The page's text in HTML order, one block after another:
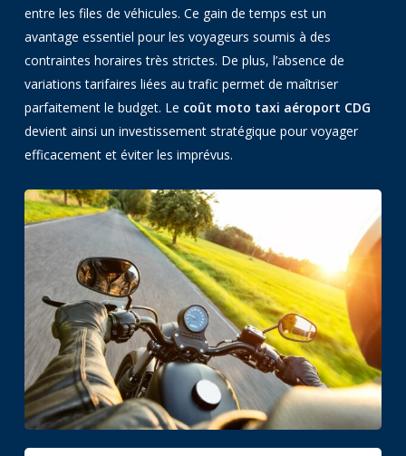
entre les files de véhicules. Ce gain de temps est un
avantage essentiel pour les voyageurs soumis à des
contraintes horaires très strictes. De plus, l’absence de
variations tarifaires liées au trafic permet de maîtriser
parfaitement le budget. Le coût moto taxi aéroport CDG
devient ainsi un investissement stratégique pour voyager
efficacement et éviter les imprévus.